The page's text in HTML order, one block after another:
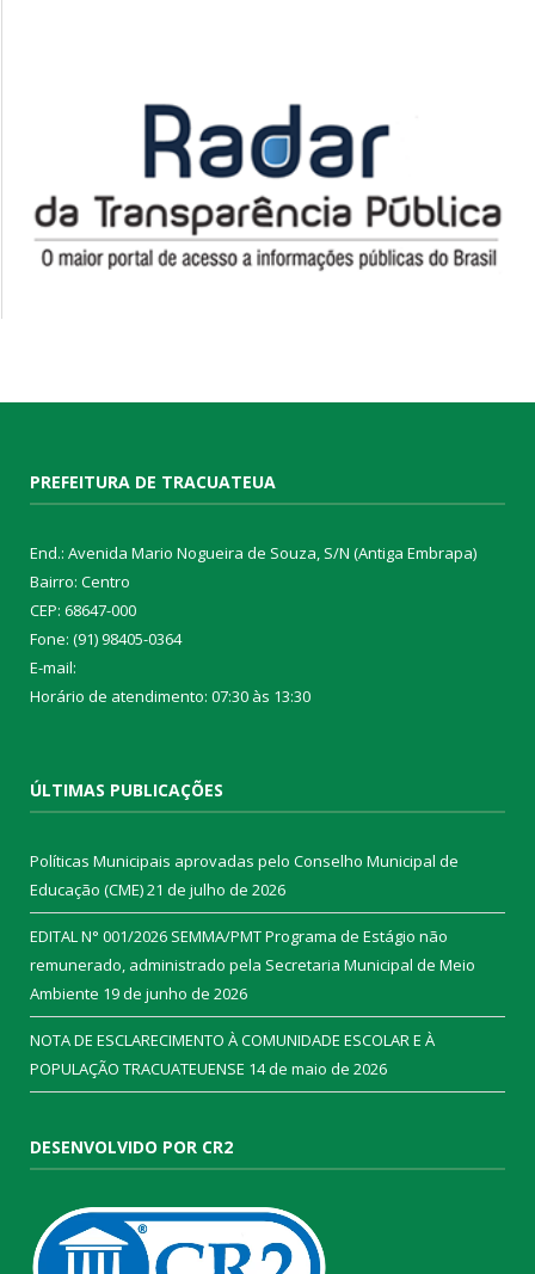
PREFEITURA DE TRACUATEUA
End.: Avenida Mario Nogueira de Souza, S/N (Antiga Embrapa)
Bairro: Centro
CEP: 68647-000
Fone: (91) 98405-0364
E-mail:
Horário de atendimento: 07:30 às 13:30
ÚLTIMAS PUBLICAÇÕES
Políticas Municipais aprovadas pelo Conselho Municipal de
Educação (CME)21 de julho de 2026
EDITAL N° 001/2026 SEMMA/PMT Programa de Estágio não
remunerado, administrado pela Secretaria Municipal de Meio
Ambiente 19 de junho de 2026
NOTA DE ESCLARECIMENTO À COMUNIDADE ESCOLAR E À
POPULAÇÃO TRACUATEUENSE 14 de maio de 2026
DESENVOLVIDO POR CR2